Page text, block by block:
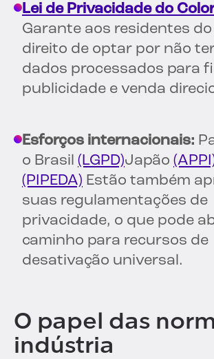
Lei de Privacidade do
Garante aos residentes
direito de optar por não
dados processados para
publicidade e venda
Esforços internacionais:
o Brasil (LGPD)Japão
(PIPEDA) Estão também
suas regulamentações de
privacidade, o que pode
caminho para recursos de
desativação universal.
O papel das
indústria